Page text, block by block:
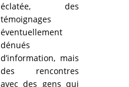
éclatée, des
témoignages
éventuellement
dénués
d’information, mais
des rencontres
avec des gens qui